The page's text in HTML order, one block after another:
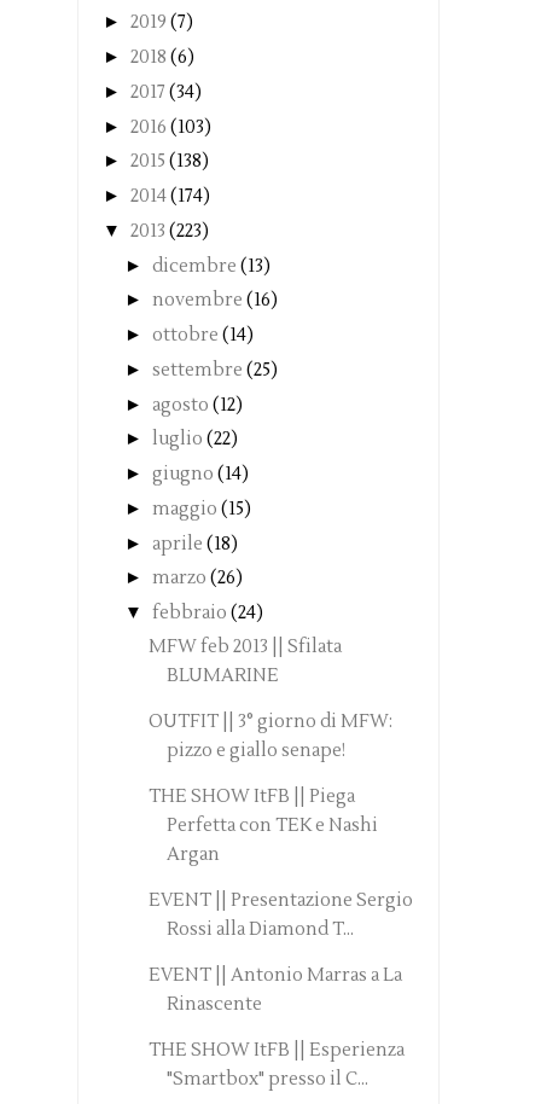
► 2019 (7)
► 2018 (6)
► 2017 (34)
► 2016 (103)
► 2015 (138)
► 2014(174)
▼ 2013 (223)
► dicembre (13)
► novembre (16)
► ottobre (14)
► settembre (25)
► agosto (12)
► luglio (22)
► giugno (14)
► maggio (15)
► aprile (18)
► marzo (26)
▼ febbraio (24)
MFW feb 2013 || Sfilata
BLUMARINE
OUTFIT || 3° giorno di MFW:
pizzo e giallo senape!
THE SHOW ItFB || Piega
Perfetta con TEK e Nashi
Argan
EVENT || Presentazione Sergio
Rossi alla Diamond T...
EVENT || Antonio Marras a La
Rinascente
THE SHOW ItFB || Esperienza
"Smartbox" presso il C...